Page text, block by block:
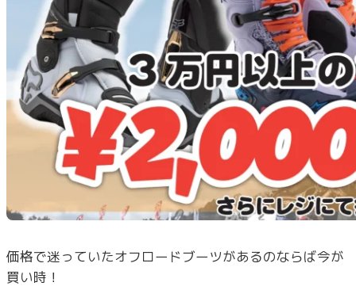
価格で迷っていたオフロードブーツがあるのならば今が
買い時！